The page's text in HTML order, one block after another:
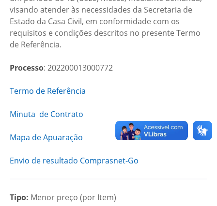
visando atender às necessidades da Secretaria de
Estado da Casa Civil, em conformidade com os
requisitos e condições descritos no presente Termo
de Referência.
Processo: 202200013000772
Termo de Referência
Minuta de Contrato
Mapa de Apuaração
Envio de resultado Comprasnet-Go
Tipo: Menor preço (por Item)